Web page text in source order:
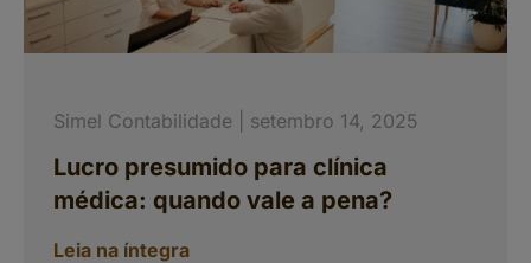
Lucro presumido para clínica
médica: quando vale a pena?
Simel Contabilidade setembro 14, 2025
Leia na íntegra